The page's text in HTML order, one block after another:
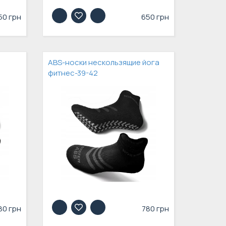
грн 650 грн
грн
ABS-носки нескользящие йога
фитнес-39-42
780 грн